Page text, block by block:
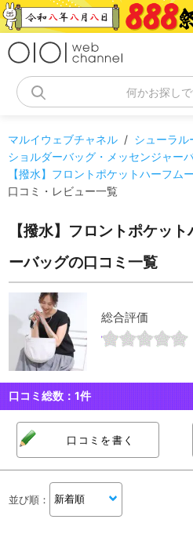
コ
ン
何かお探しで
マルイウェブチャネル / シューラル
ショルダーバッグ・メッセンジャー
【撥水】フロントポケットハーフム
口コミ・レビュー一覧
【撥水】フロントポケッ
ーバッグの口コミ一覧
総合評価
口コミ総数：1件
口コミを書く
並び順 ：